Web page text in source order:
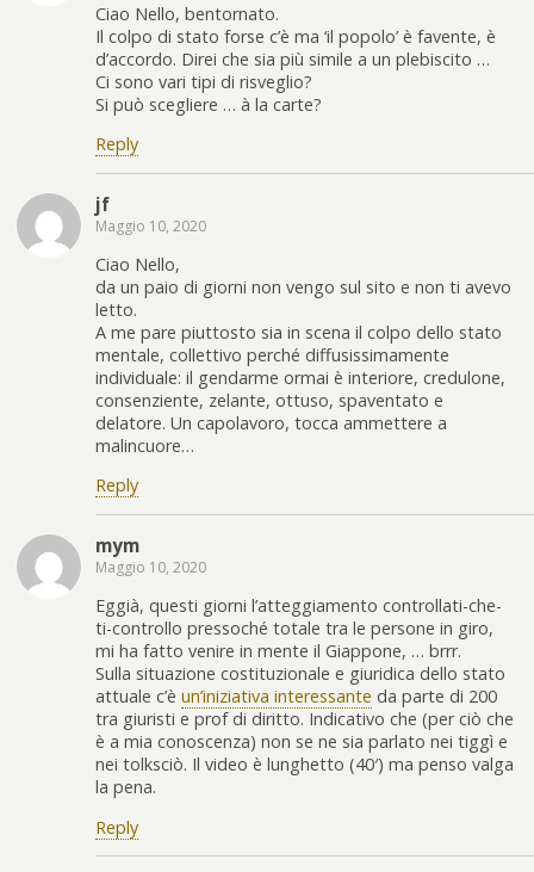
Ciao Nello, bentornato.
Il colpo di stato forse c’è ma ‘il popolo’ è favente, è
d’accordo. Direi che sia più simile a un plebiscito …
Ci sono vari tipi di risveglio?
Si può scegliere … à la carte?
Reply
jf
Maggio 10, 2020
Ciao Nello,
da un paio di giorni non vengo sul sito e non ti avevo
letto.
A me pare piuttosto sia in scena il colpo dello stato
mentale, collettivo perché diffusissimamente
individuale: il gendarme ormai è interiore, credulone,
consenziente, zelante, ottuso, spaventato e
delatore. Un capolavoro, tocca ammettere a
malincuore…
Reply
mym
Maggio 10, 2020
Eggià, questi giorni l’atteggiamento controllati-che-
ti-controllo pressoché totale tra le persone in giro,
mi ha fatto venire in mente il Giappone, … brrr.
Sulla situazione costituzionale e giuridica dello stato
attuale c’è un’iniziativa interessante da parte di 200
tra giuristi e prof di diritto. Indicativo che (per ciò che
è a mia conoscenza) non se ne sia parlato nei tiggì e
nei tolksciò. Il video è lunghetto (40′) ma penso valga
la pena.
Reply